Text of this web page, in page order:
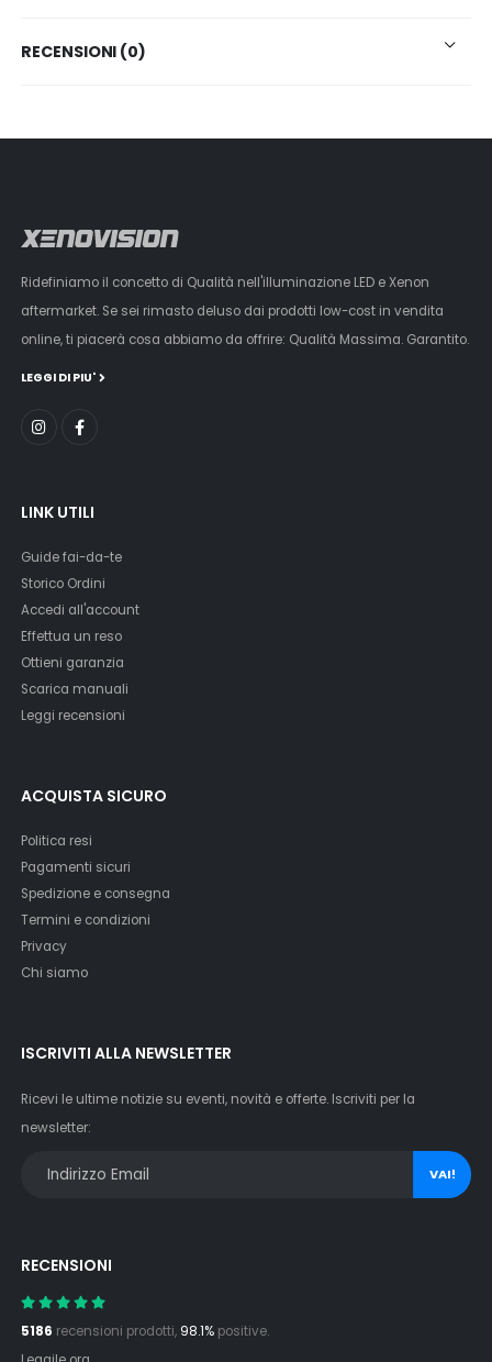
RECENSIONI (0)
Ridefiniamo il concetto di Qualità nell'illuminazione LED e Xenon
aftermarket. Se sei rimasto deluso dai prodotti low-cost in vendita
online, ti piacerà cosa abbiamo da offrire: Qualità Massima. Garantito.
LEGGI DI PIU'
LINK UTILI
Guide fai-da-te
Storico Ordini
Accedi all'account
Effettua un reso
Ottieni garanzia
Scarica manuali
Leggi recensioni
ACQUISTA SICURO
Politica resi
Pagamenti sicuri
Spedizione e consegna
Termini e condizioni
Privacy
Chi siamo
ISCRIVITI ALLA NEWSLETTER
Ricevi le ultime notizie su eventi, novità e offerte. Iscriviti per la
newsletter:
VAI!
RECENSIONI
5186 recensioni prodotti, 98.1% positive.